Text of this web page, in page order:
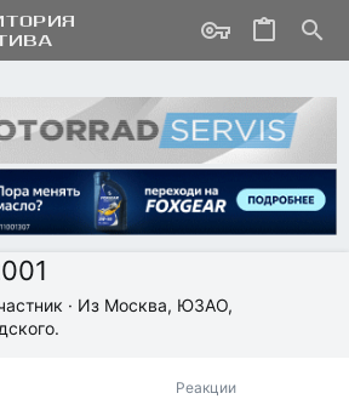
· Из Москва, ЮЗАО,
Реакции